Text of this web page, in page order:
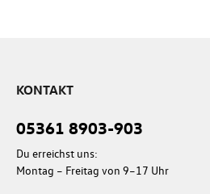
KONTAKT
05361 8903-903
Du erreichst uns:
Montag – Freitag von 9–17 Uhr